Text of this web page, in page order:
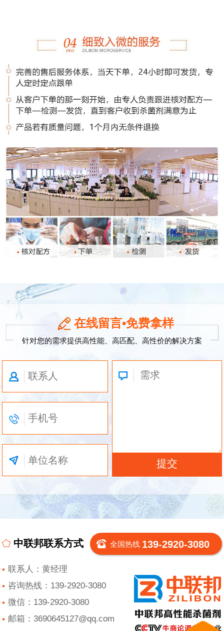
在线留言•免费拿样
针对您的需求提供高性能、高匹配、高性价的解决方案
中联邦联系方式 全国热线 139-2920-3080
联系人：黄经理
咨询热线：139-2920-3080
微信：139-2920-3080
邮箱：3690645127@qq.com